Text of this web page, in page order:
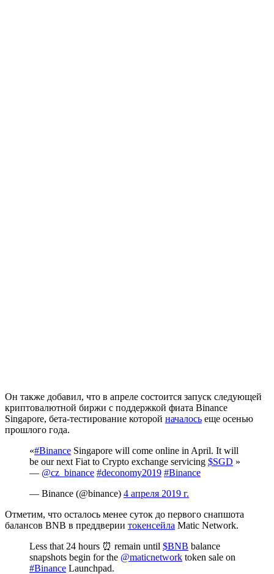
Он также добавил, что в апреле состоится запуск следующей
криптовалютной биржи с поддержкой фиата Binance
Singapore, бета-тестирование которой началось еще осенью
прошлого года.
«#Binance Singapore will come online in April. It will
be our next Fiat to Crypto exchange servicing $SGD »
— @cz_binance #deconomy2019 #Binance
— Binance (@binance) 4 апреля 2019 г.
Отметим, что осталось менее суток до первого снапшота
балансов BNB в преддверии токенсейла Matic Network.
Less that 24 hours ⏰ remain until $BNB balance
snapshots begin for the @maticnetwork token sale on
#Binance Launchpad.